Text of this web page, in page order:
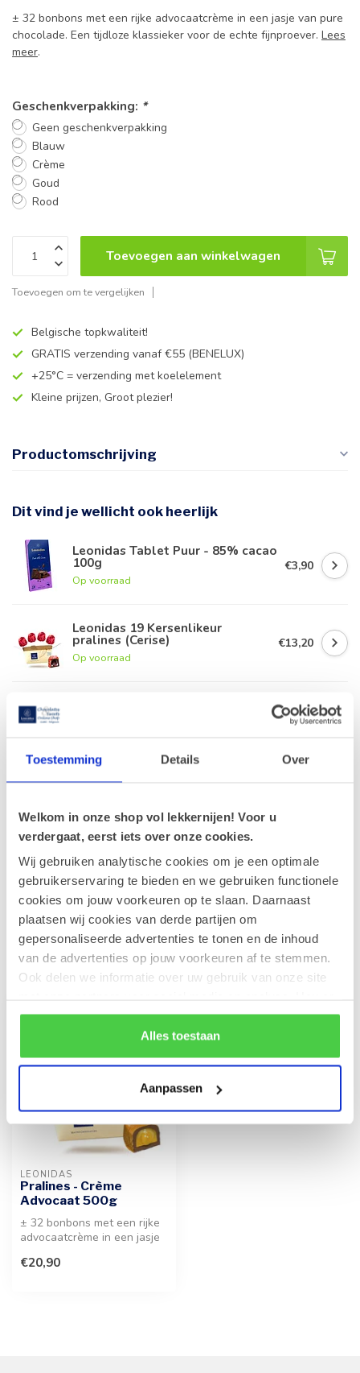
Toestemming Details Over
Welkom in onze shop vol lekkernijen! Voor u
verdergaat, eerst iets over onze cookies.
Wij gebruiken analytische cookies om je een optimale
gebruikerservaring te bieden en we gebruiken functionele
cookies om jouw voorkeuren op te slaan. Daarnaast
plaatsen wij cookies van derde partijen om
gepersonaliseerde advertenties te tonen en de inhoud
van de advertenties op jouw voorkeuren af te stemmen.
Ook delen we informatie over uw gebruik van onze site
rekening mee dat als je bepaalde cookies blokkeert, het
de correcte werking van de website kan verstoren.
Alles toestaan
Aanpassen
± 32 bonbons met een rijke advocaatcrème in een jasje van pure
chocolade. Een tijdloze klassieker voor de echte fijnproever. Lees
meer.
Geschenkverpakking: *
Geen geschenkverpakking
Blauw
Crème
Goud
Rood
Toevoegen aan winkelwagen
Toevoegen om te vergelijken
Belgische topkwaliteit!
GRATIS verzending vanaf €55 (BENELUX)
+25°C = verzending met koelelement
Kleine prijzen, Groot plezier!
Productomschrijving
Dit vind je wellicht ook heerlijk
Leonidas Tablet Puur - 85% cacao
100g
Op voorraad
€3,90
Leonidas 19 Kersenlikeur
pralines (Cerise)
Op voorraad
€13,20
€17,30
Advocaat Klassiek 400g
Leonidas Cube Orangettes 350g
Op voorraad
€18,50
Recent bekeken
LEONIDAS
Pralines - Crème
Advocaat 500g
± 32 bonbons met een rijke
advocaatcrème in een jasje
€20,90